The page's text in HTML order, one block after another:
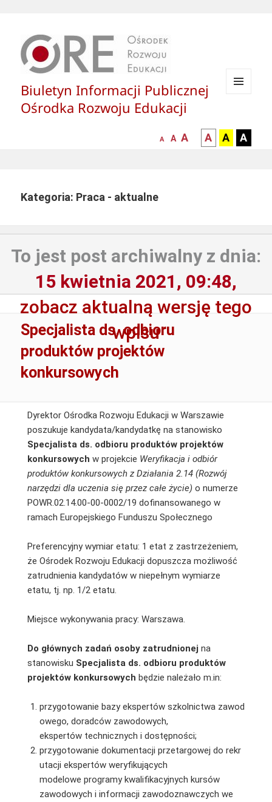
Biuletyn Informacji Publicznej
Ośrodka Rozwoju Edukacji
mniejsza
A
normalna
A
większa-
czcionka
A
kontrast
czarny
A
kontrast
czarny
A
żółty
A
Kategoria: Praca - aktualne
To jest post archiwalny z dnia:
15 kwietnia 2021, 09:48,
zobacz aktualną wersję tego
wpisu
Specjalista ds. odbioru
produktów projektów
konkursowych
Dyrektor Ośrodka Rozwoju Edukacji w Warszawie
poszukuje kandydata/kandydatkę na stanowisko
Specjalista ds. odbioru produktów projektów
konkursowych w projekcie Weryfikacja i odbiór
produktów konkursowych z Działania 2.14 (Rozwój
narzędzi dla uczenia się przez całe życie) o numerze
POWR.02.14.00-00-0002/19 dofinansowanego w
ramach Europejskiego Funduszu Społecznego
Preferencyjny wymiar etatu: 1 etat z zastrzeżeniem,
że Ośrodek Rozwoju Edukacji dopuszcza możliwość
zatrudnienia kandydatów w niepełnym wymiarze
etatu, tj. np. 1/2 etatu.
Miejsce wykonywania pracy: Warszawa.
Do głównych zadań osoby zatrudnionej na
stanowisku Specjalista ds. odbioru produktów
projektów konkursowych będzie należało m.in:
przygotowanie bazy ekspertów szkolnictwa zawod
owego, doradców zawodowych,
ekspertów technicznych i dostępności;
przygotowanie dokumentacji przetargowej do rekr
utacji ekspertów weryfikujących
modelowe programy kwalifikacyjnych kursów
zawodowych i informacji zawodoznawczych we